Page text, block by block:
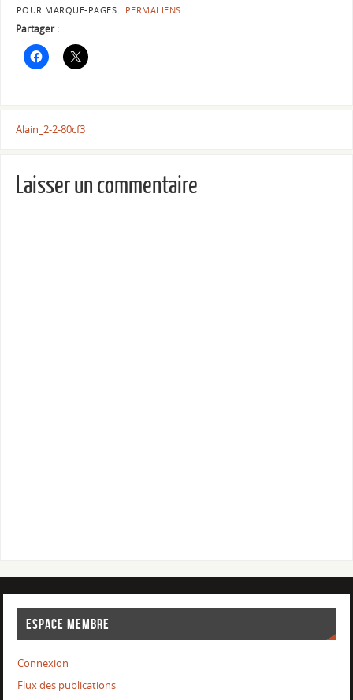
POUR MARQUE-PAGES : PERMALIENS.
Partager :
Alain_2-2-80cf3
Laisser un commentaire
ESPACE MEMBRE
Connexion
Flux des publications